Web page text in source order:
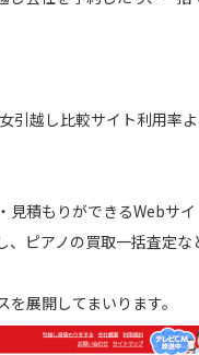
引越し比較サイト利用率よ
積もりができるWebサ
ピアノの買取一括査定
展開してまいります。